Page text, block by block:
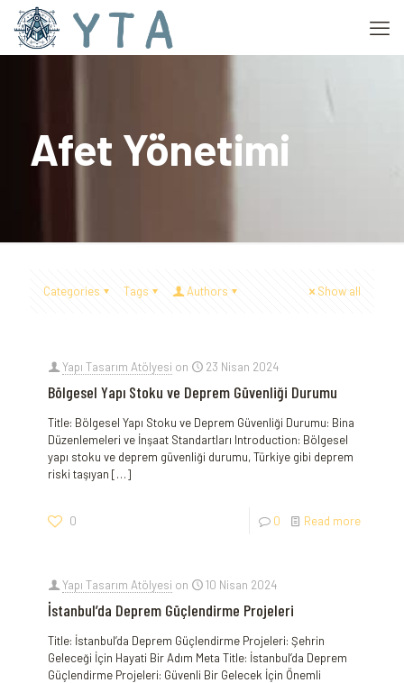
Afet Yönetimi
Categories Tags Authors Show all
Yapı Tasarım Atölyesi on 23 Nisan 2024
Bölgesel Yapı Stoku ve Deprem Güvenliği Durumu
Title: Bölgesel Yapı Stoku ve Deprem Güvenliği Durumu: Bina
Düzenlemeleri ve İnşaat Standartları Introduction: Bölgesel
yapı stoku ve deprem güvenliği durumu, Türkiye gibi deprem
riski taşıyan […]
0 0 Read more
Yapı Tasarım Atölyesi on 10 Nisan 2024
İstanbul’da Deprem Güçlendirme Projeleri
Title: İstanbul’da Deprem Güçlendirme Projeleri: Şehrin
Geleceği İçin Hayati Bir Adım Meta Title: İstanbul’da Deprem
Güçlendirme Projeleri: Güvenli Bir Gelecek İçin Önemli